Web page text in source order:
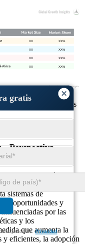
×
gratis
personales.Privacidad
XX%
XX
XX%
XX
XX%
XX
XX%
XX
del mercado
y las
- Perspectiva
cilindros está
para diversas
sistemas de
oportunidades y
por las
y los
que aumenta la
y eficientes, la adopción